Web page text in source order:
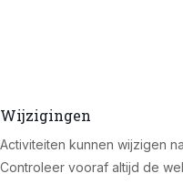
Wijzigingen
Activiteiten kunnen wijzigen
Controleer vooraf altijd de